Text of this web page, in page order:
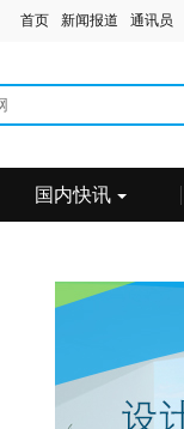
首页 新闻报道 通讯员
国内快讯